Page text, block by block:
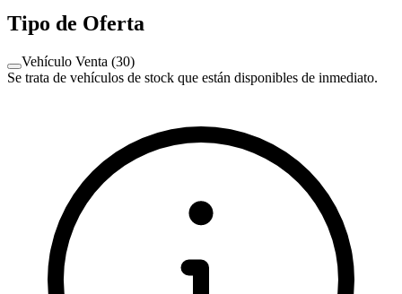
Tipo de Oferta
Vehículo Venta (30)
Se trata de vehículos de stock que están disponibles de inmediato.